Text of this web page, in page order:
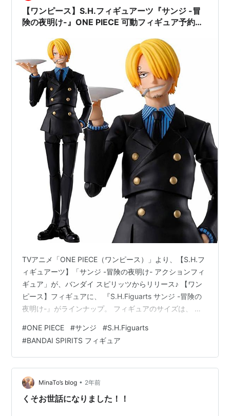
【ワンピース】S.H.フィギュアーツ『サンジ -冒
険の夜明け-』ONE PIECE 可動フィギュア予約
TVアニメ「ONE PIECE（ワンピース）」より、【S.H.フ
ィギュアーツ】「サンジ -冒険の夜明け- アクションフィ
ギュア」が、バンダイ スピリッツからリリース♪ 【ワン
ピース】フィギュアに、 『S.H.Figuarts サンジ -冒険の
夜明け-』がラインナップ。 フィギュアのサイズは、 ノ
冒険の夜明け-』ONE PIECE 可動フィギュアは、バンダ
イ スピリッツより2026年01月発売の予定です♪
【Amazon】ONE PIECEカード『プレミアム ONE PIECE
CARD THE BEST vol.2』【バン…
#ONE PIECE #サンジ #S.H.Figuarts
#BANDAI SPIRITS フィギュア
MinaTo’s blog • 2年前
くそお世話になりました！！